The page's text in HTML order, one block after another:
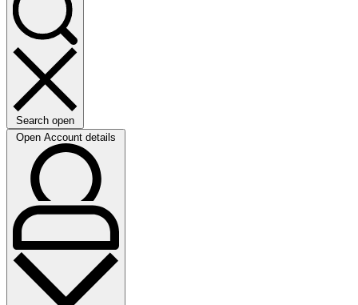
Search open
Open Account details